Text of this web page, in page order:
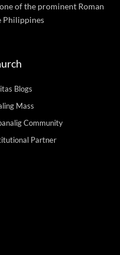
of the prominent Roman
Philippines
Blogs
Mass
Community
Partner